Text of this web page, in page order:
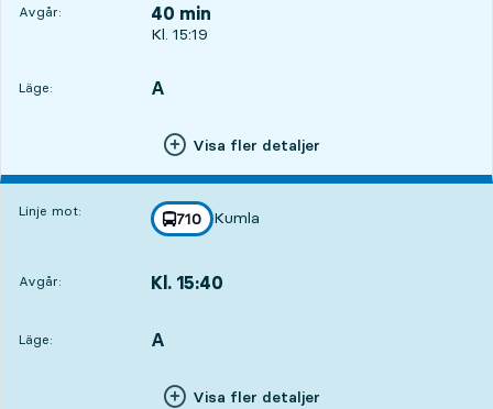
Avgår: 40 min
Avgår, Kl. 15:19, om 40 min
Kl. 15:19
Läge:
LÄGE, A
,
Visa fler detaljer
Linje mot: linje
710
mot
Kumla
,
Avgår: Kl. 15:40
Läge:
LÄGE, A
,
Visa fler detaljer